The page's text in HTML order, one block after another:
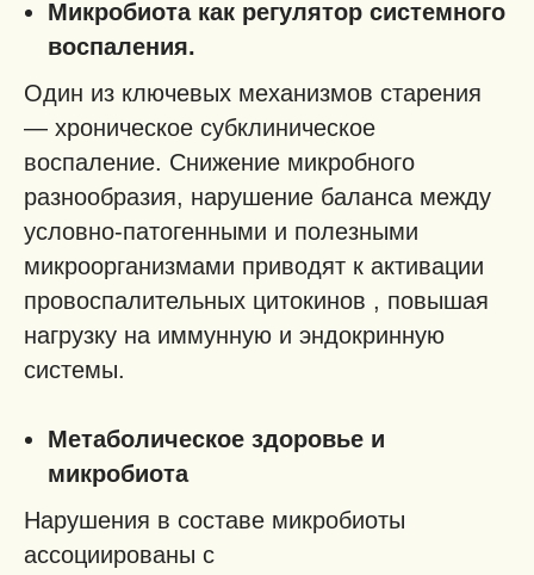
Микробиота как регулятор системного
воспаления.
Один из ключевых механизмов старения
— хроническое субклиническое
воспаление. Снижение микробного
разнообразия, нарушение баланса между
условно-патогенными и полезными
микроорганизмами приводят к активации
провоспалительных цитокинов , повышая
нагрузку на иммунную и эндокринную
системы.
Метаболическое здоровье и
микробиота
Нарушения в составе микробиоты
ассоциированы с